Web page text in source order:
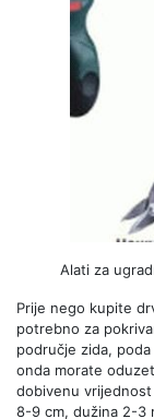
Alati za
Prije nego kupite
potrebno za
područje zida,
onda morate
dobivenu
8-9 cm, dužina 2-3